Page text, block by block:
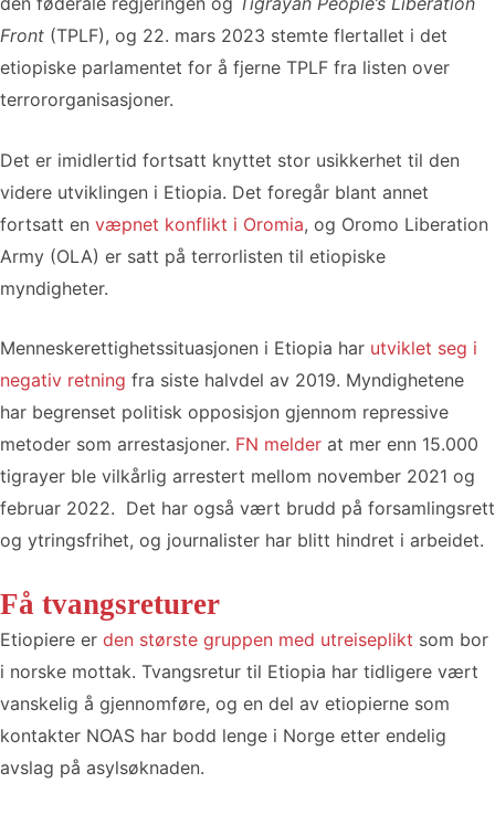
Front (TPLF), og 22. mars 2023 stemte flertallet i det
etiopiske parlamentet for å fjerne TPLF fra listen over
terrororganisasjoner.
Det er imidlertid fortsatt knyttet stor usikkerhet til den
videre utviklingen i Etiopia. Det foregår blant annet
fortsatt en væpnet konflikt i Oromia, og Oromo Liberation
Army (OLA) er satt på terrorlisten til etiopiske
myndigheter.
Menneskerettighetssituasjonen i Etiopia har utviklet seg i
negativ retning fra siste halvdel av 2019. Myndighetene
har begrenset politisk opposisjon gjennom repressive
metoder som arrestasjoner. FN melder at mer enn 15.000
tigrayer ble vilkårlig arrestert mellom november 2021 og
februar 2022. Det har også vært brudd på forsamlingsrett
og ytringsfrihet, og journalister har blitt hindret i arbeidet.
Få tvangsreturer
Etiopiere er den største gruppen med utreiseplikt som bor
i norske mottak. Tvangsretur til Etiopia har tidligere vært
vanskelig å gjennomføre, og en del av etiopierne som
kontakter NOAS har bodd lenge i Norge etter endelig
avslag på asylsøknaden.